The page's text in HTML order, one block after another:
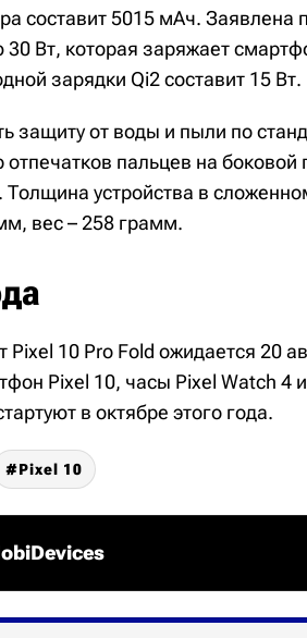
составит 5015 мАч.
Вт, которая заряжает
зарядки Qi2 составит 15 Вт.
защиту от воды и пыли по
пальцев на боковой
Толщина устройства в
вес – 258 грамм.
10 Pro Fold ожидается 20
Pixel 10, часы Pixel Watch 4
в октябре этого года.
Pixel 10